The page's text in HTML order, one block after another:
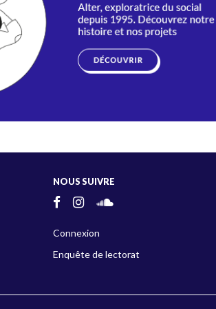
NOUS SUIVRE
Connexion
Enquête de lectorat